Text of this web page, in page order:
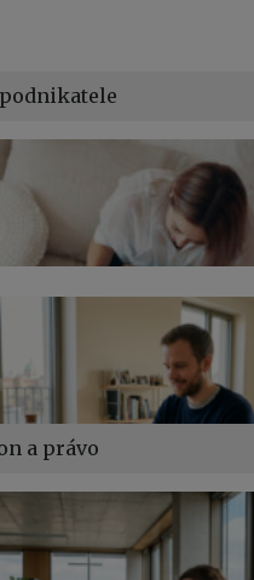
a právo
při rodičovské dovolené